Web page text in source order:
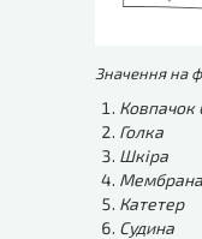
Значення на
Ковпачок
Голка
Шкіра
Катетер
Судина